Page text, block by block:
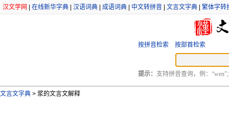
汉文学网 在线新华字典 汉语词典 成语词典 中文转拼音 文言文字典 繁体字转
按拼音检索 按部首检索
提示： 支持拼音查询，例：
文言文字典 > 浆的文言文解释